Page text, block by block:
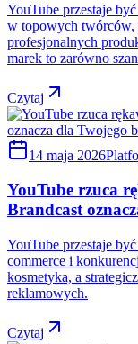
YouTube przestaje
w topowych twórców,
profesjonalnych
marek to zarówno
Czytaj
14 maja 2026
YouTube rzuca
Brandcast
YouTube przestaje
commerce i
kosmetyka, a
reklamowych.
Czytaj